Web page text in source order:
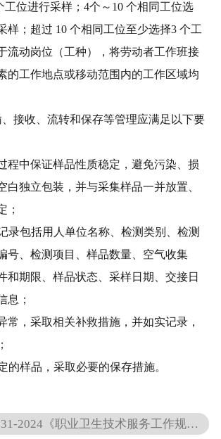
工位进行采样； 4个～ 10 个相同工位选
样；超过 10 个相同工位至少选择3 个工
流动岗位（工种），将劳动者工作班接
的工作地点或移动范围内的工作区域均
接收、流转和保存等管理应满足以下要
程中保证样品性质稳定，避免污染、损
白独立包装，并与采集样品一并放置、
；
录包括用人单位名称、检测类别、检测
号、检测项目、样品数量、空气收集
和期限、样品状态、采样日期、交接日
息；
常，采取相关补救措施，并如实记录，
的样品，采取必要的保存措施。
上一篇 : GBZ 331-2024《职业卫生技术服务工作规范》